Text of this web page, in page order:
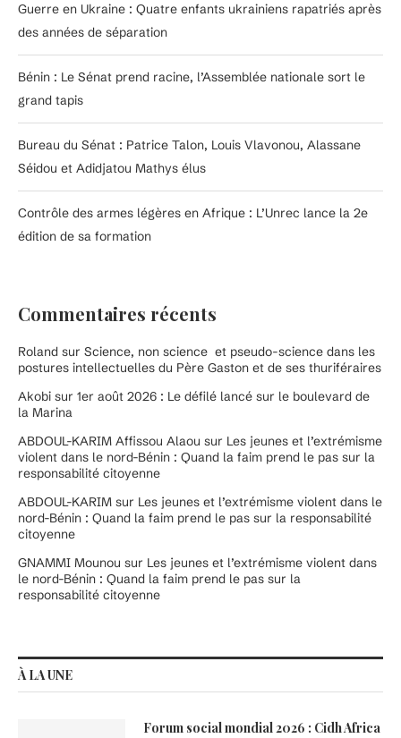
Guerre en Ukraine : Quatre enfants ukrainiens rapatriés après
des années de séparation
Bénin : Le Sénat prend racine, l’Assemblée nationale sort le
grand tapis
Bureau du Sénat : Patrice Talon, Louis Vlavonou, Alassane
Séidou et Adidjatou Mathys élus
Contrôle des armes légères en Afrique : L’Unrec lance la 2e
édition de sa formation
Commentaires récents
Roland sur Science, non science et pseudo-science dans les
postures intellectuelles du Père Gaston et de ses thuriféraires
Akobi sur 1er août 2026 : Le défilé lancé sur le boulevard de
la Marina
ABDOUL-KARIM Affissou Alaou sur Les jeunes et l’extrémisme
violent dans le nord-Bénin : Quand la faim prend le pas sur la
responsabilité citoyenne
ABDOUL-KARIM sur Les jeunes et l’extrémisme violent dans le
nord-Bénin : Quand la faim prend le pas sur la responsabilité
citoyenne
GNAMMI Mounou sur Les jeunes et l’extrémisme violent dans
le nord-Bénin : Quand la faim prend le pas sur la
responsabilité citoyenne
À LA UNE
Forum social mondial 2026 : Cidh Africa